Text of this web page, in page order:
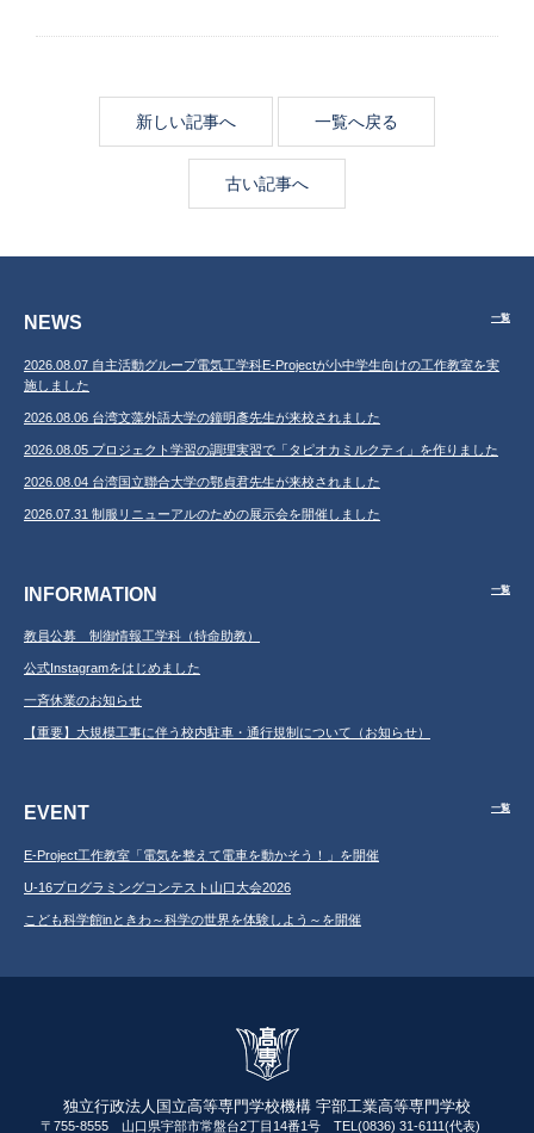
新しい記事へ 一覧へ戻る
古い記事へ
NEWS 一覧
2026.08.07 自主活動グループ電気工学科E-Projectが小中学生向けの工作教室を実
施しました
2026.08.06 台湾文藻外語大学の鐘明彥先生が来校されました
2026.08.05 プロジェクト学習の調理実習で「タピオカミルクティ」を作りました
2026.08.04 台湾国立聯合大学の鄂貞君先生が来校されました
2026.07.31 制服リニューアルのための展示会を開催しました
INFORMATION 一覧
教員公募 制御情報工学科（特命助教）
公式Instagramをはじめました
一斉休業のお知らせ
【重要】大規模工事に伴う校内駐車・通行規制について（お知らせ）
EVENT 一覧
E-Project工作教室「電気を整えて電車を動かそう！」を開催
U-16プログラミングコンテスト山口大会2026
こども科学館inときわ～科学の世界を体験しよう～を開催
独立行政法人国立高等専門学校機構 宇部工業高等専門学校
〒755-8555 山口県宇部市常盤台2丁目14番1号 TEL(0836) 31-6111(代表)